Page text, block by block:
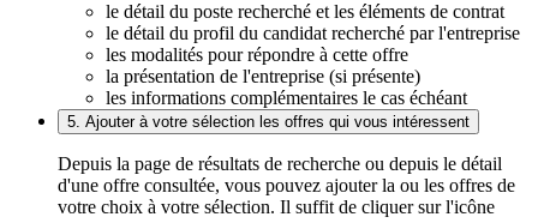
le détail du poste recherché et les éléments de contrat
le détail du profil du candidat recherché par l'entreprise
les modalités pour répondre à cette offre
la présentation de l'entreprise (si présente)
les informations complémentaires le cas échéant
5. Ajouter à votre sélection les offres qui vous intéressent
Depuis la page de résultats de recherche ou depuis le détail
d'une offre consultée, vous pouvez ajouter la ou les offres de
votre choix à votre sélection. Il suffit de cliquer sur l'icône